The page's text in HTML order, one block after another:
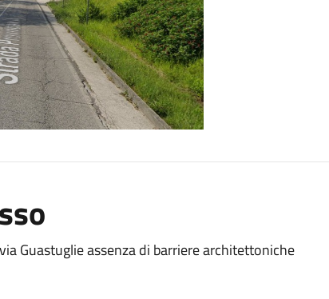
Guastuglie assenza di barriere architettoniche